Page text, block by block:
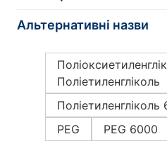
Альтернативні назви
Поліетиленгліколь
Поліетиленгліколь
PEG
PEG 6000